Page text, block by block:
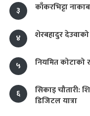
३
काँकरभिट्टा
४ शेरबहादुर
५ नियमित
६
सिकाइ चौतारी:
डिजिटल यात्रा